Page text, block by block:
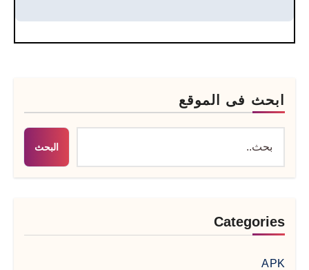
ابحث فى الموقع
البحث
Categories
APK